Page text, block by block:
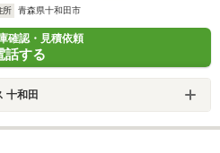
所
青森県十和田市
確認・見積依頼
話する
十和田